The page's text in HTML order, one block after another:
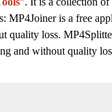
MP4Joiner is a free
quality loss.
and without quality